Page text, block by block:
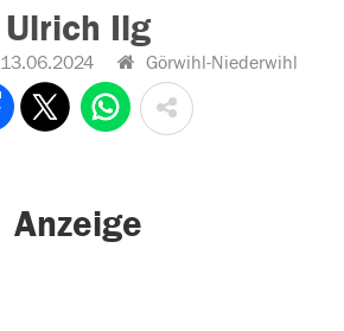
Ulrich Ilg
13.06.2024 Görwihl-Niederwihl
Anzeige